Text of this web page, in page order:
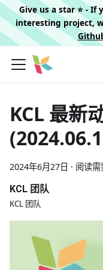
Give us a star ⭐️ -
interesting project,
KCL 最新
2024年6月27日 · 阅读
KCL 团队
KCL 团队